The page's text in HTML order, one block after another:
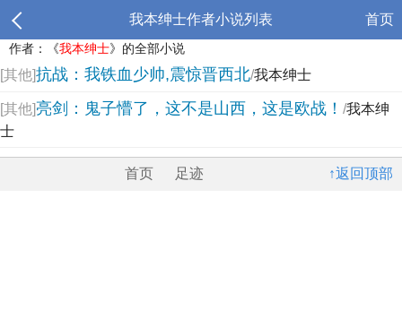
我本绅士作者小说列表 首页
作者：《我本绅士》的全部小说
[其他]抗战：我铁血少帅,震惊晋西北/我本绅士
[其他]亮剑：鬼子懵了，这不是山西，这是欧战！ /我本绅
士
↑返回顶部
首页 足迹